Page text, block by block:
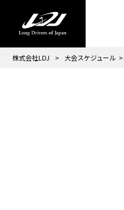
株式会社LDJ > 大会スケジュール >